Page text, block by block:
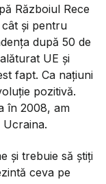
Războiul Rece
și pentru
după 50 de
UE și
fapt. Ca națiuni
pozitivă.
în 2008, am
Ucraina.
și trebuie să știți
ceva pe